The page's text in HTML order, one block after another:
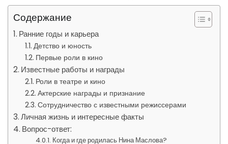
Содержание
Ранние годы и карьера
Детство и юность
Первые роли в кино
Известные работы и награды
Роли в театре и кино
Актерские награды и признание
Сотрудничество с известными режиссерами
Личная жизнь и интересные факты
Вопрос-ответ:
Когда и где родилась Нина Маслова?